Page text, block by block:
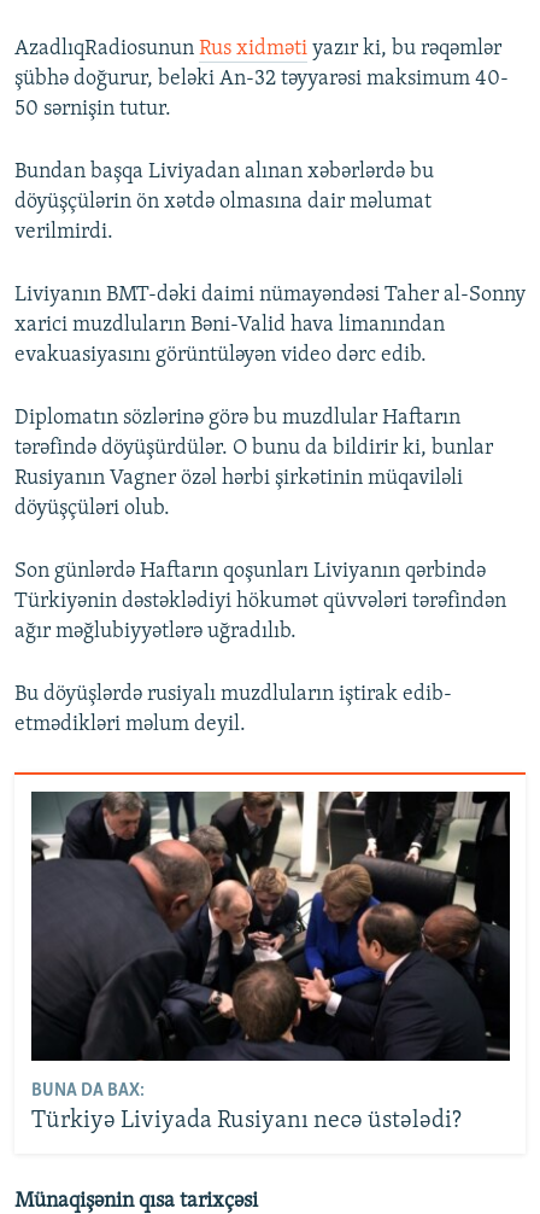
AzadlıqRadiosunun Rus xidməti yazır ki, bu rəqəmlər
şübhə doğurur, beləki An-32 təyyarəsi maksimum 40-
50 sərnişin tutur.
Bundan başqa Liviyadan alınan xəbərlərdə bu
döyüşçülərin ön xətdə olmasına dair məlumat
verilmirdi.
Liviyanın BMT-dəki daimi nümayəndəsi Taher al-Sonny
xarici muzdluların Bəni-Valid hava limanından
evakuasiyasını görüntüləyən video dərc edib.
Diplomatın sözlərinə görə bu muzdlular Haftarın
tərəfində döyüşürdülər. O bunu da bildirir ki, bunlar
Rusiyanın Vagner özəl hərbi şirkətinin müqaviləli
döyüşçüləri olub.
Son günlərdə Haftarın qoşunları Liviyanın qərbində
Türkiyənin dəstəklədiyi hökumət qüvvələri tərəfindən
ağır məğlubiyyətlərə uğradılıb.
Bu döyüşlərdə rusiyalı muzdluların iştirak edib-
etmədikləri məlum deyil.
BUNA DA BAX:
Türkiyə Liviyada Rusiyanı necə üstələdi?
Münaqişənin qısa tarixçəsi